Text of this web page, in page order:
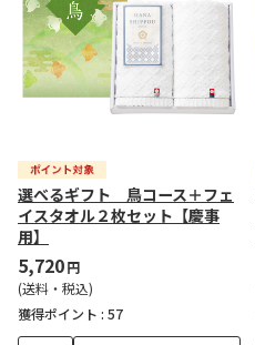
選べるギフト 鳥コース＋フェ
イスタオル２枚セット【慶事
用】
5,720円
(送料・税込)
獲得ポイント : 57